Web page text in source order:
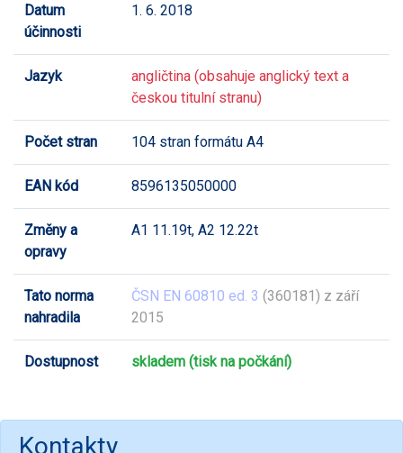
Datum
účinnosti
1. 6. 2018
Jazyk
angličtina (obsahuje anglický text a
českou titulní stranu)
Počet stran 104 stran formátu A4
EAN kód 8596135050000
Změny a
opravy
A1 11.19t, A2 12.22t
Tato norma
nahradila
ČSN EN 60810 ed. 3 (360181) z září
2015
Dostupnost skladem (tisk na počkání)
Kontakty